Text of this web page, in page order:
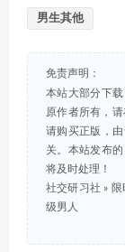
男生其他
免责声明：
本站大部分下
原作者所有，
请购买正版，
关。本站发布
将及时处理！
社交研习社 »
级男人